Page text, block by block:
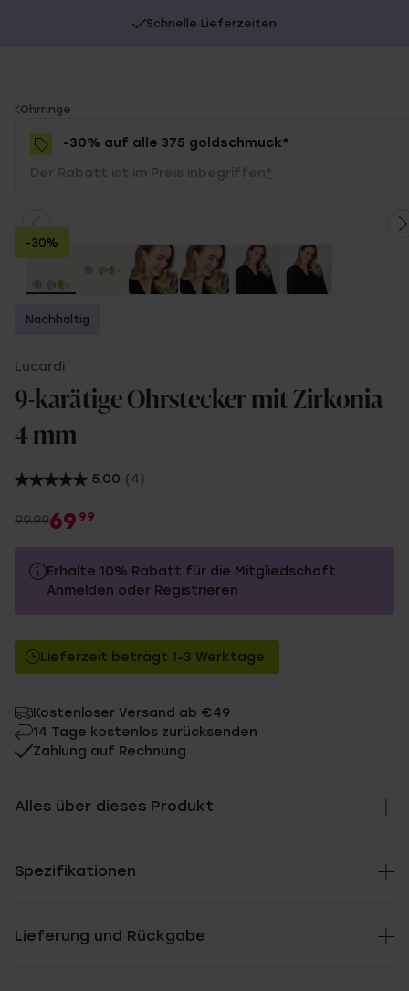
Schnelle Lieferzeiten
You
are
here:
Ohrringe
-30% auf alle 375 goldschmuck*
Der Rabatt ist im Preis inbegriffen *
-30%
Nachhaltig
Lucardi
9-karätige Ohrstecker mit Zirkonia
4 mm
5.00 (4)
99.9969 99
Erhalte 10% Rabatt für die Mitgliedschaft
Anmelden oder Registrieren
Ohne Mitgliederrabatt
Mit Mitgliederrabatt
Lieferzeit beträgt 1-3 Werktage
Kostenloser Versand ab €49
14 Tage kostenlos zurücksenden
Zahlung auf Rechnung
Alles über dieses Produkt
Spezifikationen
Lieferung und Rückgabe